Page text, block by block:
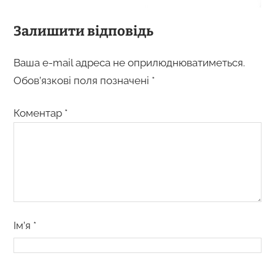
Залишити відповідь
Ваша e-mail адреса не оприлюднюватиметься.
Обов’язкові поля позначені *
Коментар *
Ім’я *